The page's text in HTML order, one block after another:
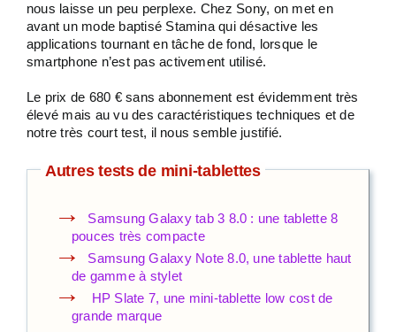
nous laisse un peu perplexe. Chez Sony, on met en
avant un mode baptisé Stamina qui désactive les
applications tournant en tâche de fond, lorsque le
smartphone n’est pas activement utilisé.
Le prix de 680 € sans abonnement est évidemment très
élevé mais au vu des caractéristiques techniques et de
notre très court test, il nous semble justifié.
Autres tests de mini-tablettes
Samsung Galaxy tab 3 8.0 : une tablette 8
pouces très compacte
Samsung Galaxy Note 8.0, une tablette haut
de gamme à stylet
HP Slate 7, une mini-tablette low cost de
grande marque